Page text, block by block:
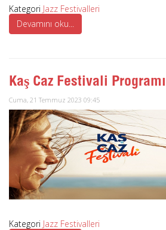
Kategori Jazz Festivalleri
Devamını oku...
Kaş Caz Festivali
Cuma, 21 Temmuz 2023 09:45
Kategori Jazz Festivalleri